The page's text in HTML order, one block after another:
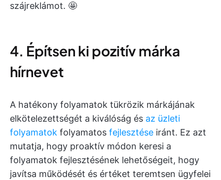
szájreklámot. 🤩
4. Építsen ki pozitív márka
hírnevet
A hatékony folyamatok tükrözik márkájának
elkötelezettségét a kiválóság és az üzleti
folyamatok folyamatos fejlesztése iránt. Ez azt
mutatja, hogy proaktív módon keresi a
folyamatok fejlesztésének lehetőségeit, hogy
javítsa működését és értéket teremtsen ügyfelei